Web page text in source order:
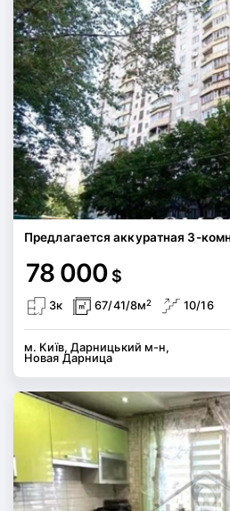
Предлагается аккуратная 3-
78 000 $
3к 67/41/8м2 10/16
м. Київ, Дарницький м-н,
Новая Дарница